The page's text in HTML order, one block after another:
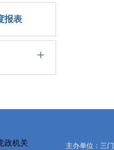
报表
+
政机关 主办单位：三